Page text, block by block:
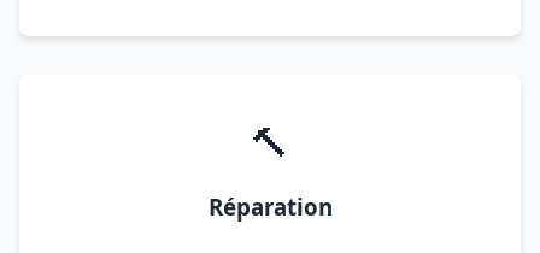
🔨
Réparation